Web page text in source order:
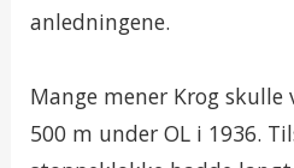
anledningene.
Mange mener Krog
500 m under OL i 1936.